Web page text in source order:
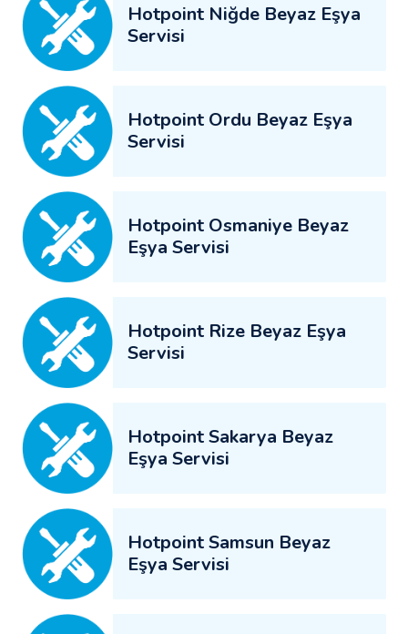
Hotpoint Niğde Beyaz Eşya
Servisi
Hotpoint Ordu Beyaz Eşya
Servisi
Hotpoint Osmaniye Beyaz
Eşya Servisi
Hotpoint Rize Beyaz Eşya
Servisi
Hotpoint Sakarya Beyaz
Eşya Servisi
Hotpoint Samsun Beyaz
Eşya Servisi